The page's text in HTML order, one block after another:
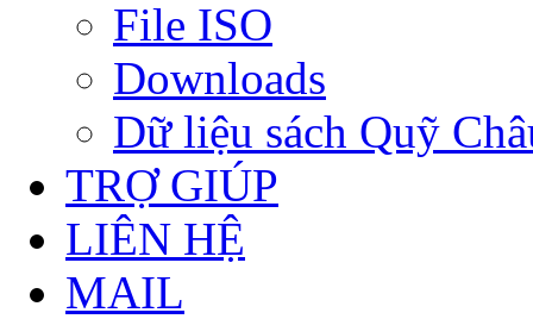
File ISO
Downloads
Dữ liệu sách Quỹ
TRỢ GIÚP
LIÊN HỆ
MAIL